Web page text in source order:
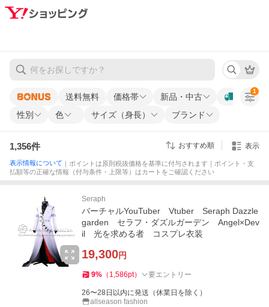
送料無料 価格帯
新品・中古
性別
色 サイズ（身長） ブランド
1
1,356件 おすすめ順 表示
表示情報について ｜ポイントは原則税抜価格を基準に付与されます｜ポイント・支
払額等の正確な情報（付与条件・上限等）はカートをご確認ください
Seraph
バーチャルYouTuber Vtuber Seraph Dazzle
garden セラフ・ダズルガーデン Angel×Dev
il 光を求める者 コスプレ衣装
19,300円
9% （ 1,586pt） 要エントリー
26〜28日以内に発送（休業日を除く）
allseason fashion